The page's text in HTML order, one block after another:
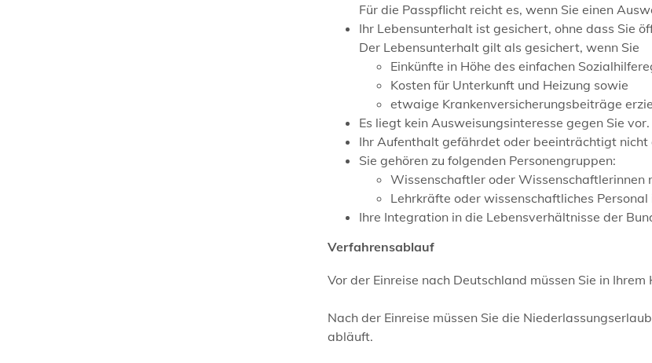
Für die Passpflicht reicht es, wenn Sie einen
Ihr Lebensunterhalt ist gesichert, ohne dass Sie
Der Lebensunterhalt gilt als gesichert, wenn Sie
Einkünfte in Höhe des einfachen
Kosten für Unterkunft und Heizung sowie
etwaige Krankenversicherungsbeiträge
Es liegt kein Ausweisungsinteresse gegen Sie vor.
Ihr Aufenthalt gefährdet oder beeinträchtigt
Sie gehören zu folgenden Personengruppen:
Wissenschaftler oder Wissenschaftlerinnen
Lehrkräfte oder wissenschaftliches
Ihre Integration in die Lebensverhältnisse der
Verfahrensablauf
Vor der Einreise nach Deutschland müssen Sie in
Nach der Einreise müssen Sie die
abläuft.